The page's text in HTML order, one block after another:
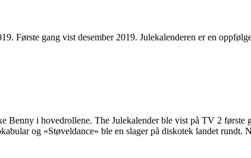
Første gang vist desember 2019. Julekalenderen er en
Benny i hovedrollene. The Julekalender ble vist på TV 2 første
og «Støveldance» ble en slager på diskotek landet rundt.